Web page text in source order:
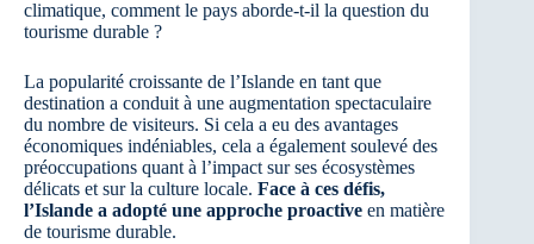
climatique, comment le pays aborde-t-il la question du
tourisme durable ?
La popularité croissante de l’Islande en tant que
destination a conduit à une augmentation spectaculaire
du nombre de visiteurs. Si cela a eu des avantages
économiques indéniables, cela a également soulevé des
préoccupations quant à l’impact sur ses écosystèmes
délicats et sur la culture locale. Face à ces défis,
l’Islande a adopté une approche proactive en matière
de tourisme durable.